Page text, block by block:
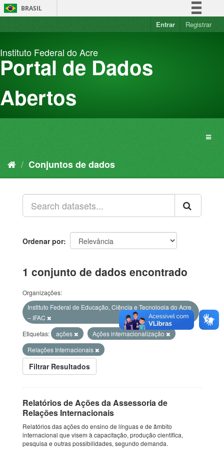
Pular
para
BRASIL
Simplifique!
Acesso à informação
Entrar Registrar
Instituto Federal do Acre
Portal de Dados
Abertos
Conjuntos de dados
Ordenar por
1 conjunto de dados encontrado
Organizações:
Instituto Federal de Educação, Ciência e Tecnologia do Acre
– IFAC
Etiquetas:
ações
Ações internacionalização
Relações Internacionais
Filtrar Resultados
Relatórios de Ações da Assessoria de
Relações Internacionais
Relatórios das ações do ensino de línguas e de âmbito
internacional que visem à capacitação, produção científica,
pesquisa e outras possibilidades, segundo demanda.